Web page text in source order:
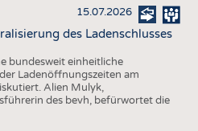
15.07.2026
des Ladenschlusses
bundesweit einheitliche
Ladenöffnungszeiten am
Alien Mulyk,
des bevh, befürwortet die